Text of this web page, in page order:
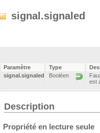
signal.signaled
Paramètre Type
signal.signaled
Booléen
est
Description
Propriété en lecture seule